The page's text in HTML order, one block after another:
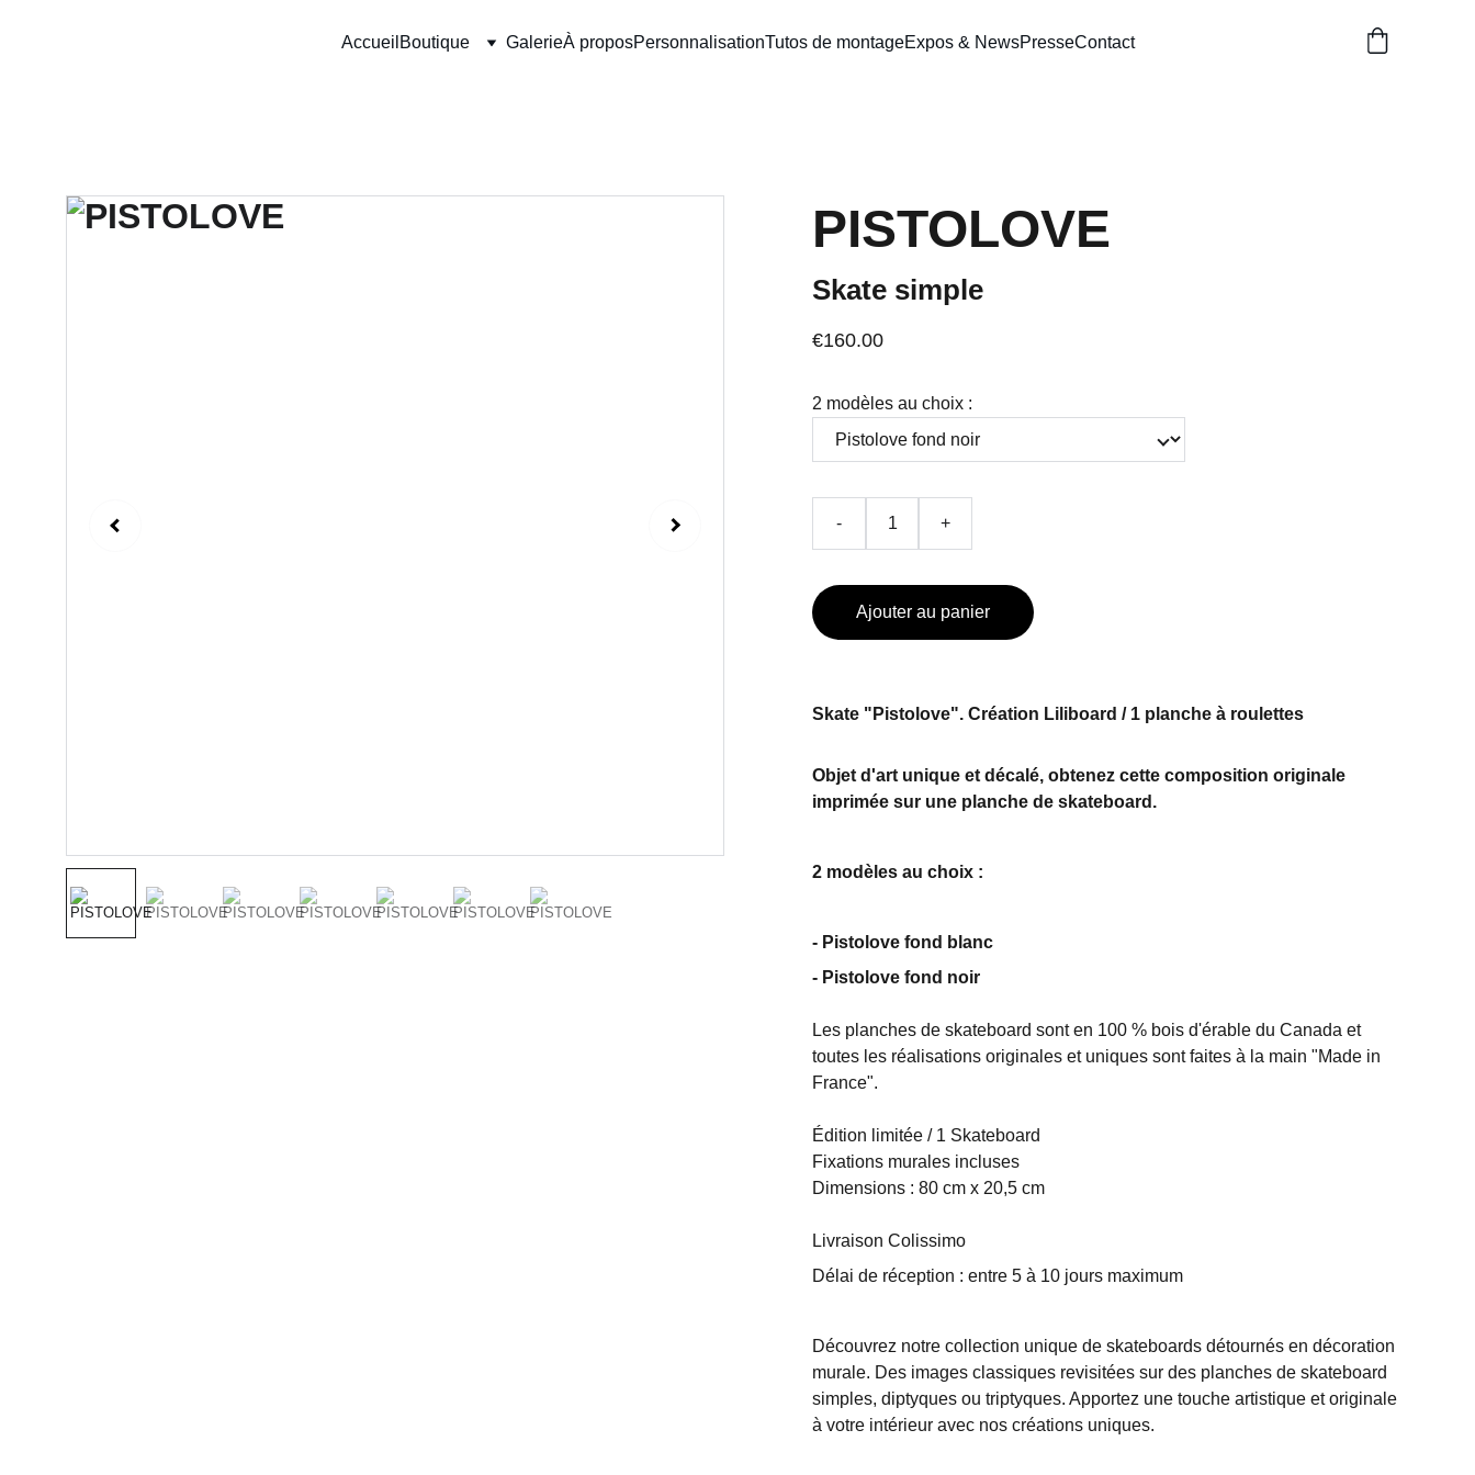
Accueil Boutique GalerieÀ proposPersonnalisationTutos de montageExpos & NewsPresseContact
PISTOLOVE
Skate simple
€160.00
2 modèles au choix :
- +
Ajouter au panier
Skate "Pistolove". Création Liliboard / 1 planche à roulettes
Objet d'art unique et décalé, obtenez cette composition originale
imprimée sur une planche de skateboard.
2 modèles au choix :
- Pistolove fond blanc
- Pistolove fond noir
Les planches de skateboard sont en 100 % bois d'érable du Canada et
toutes les réalisations originales et uniques sont faites à la main "Made in
France".
Édition limitée / 1 Skateboard
Fixations murales incluses
Dimensions : 80 cm x 20,5 cm
Livraison Colissimo
Délai de réception : entre 5 à 10 jours maximum
Découvrez notre collection unique de skateboards détournés en décoration
murale. Des images classiques revisitées sur des planches de skateboard
simples, diptyques ou triptyques. Apportez une touche artistique et originale
à votre intérieur avec nos créations uniques.